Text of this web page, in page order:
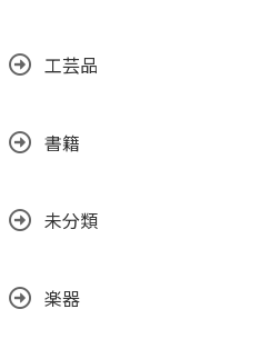
工芸品
書籍
未分類
楽器